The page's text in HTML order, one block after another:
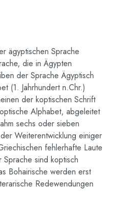
ägyptischen Sprache
die in Ägypten
der Sprache Ägyptisch
(1. Jahrhundert n.Chr.)
der koptischen Schrift
Alphabet, abgeleitet
sechs oder sieben
Weiterentwicklung einiger
fehlerhafte Laute
sind koptisch
Bohairische werden erst
Redewendungen